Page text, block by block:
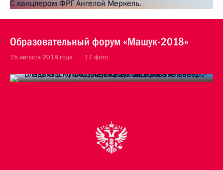
Образовательный форум «Машук-2018»
15 августа 2018 года 17 фото